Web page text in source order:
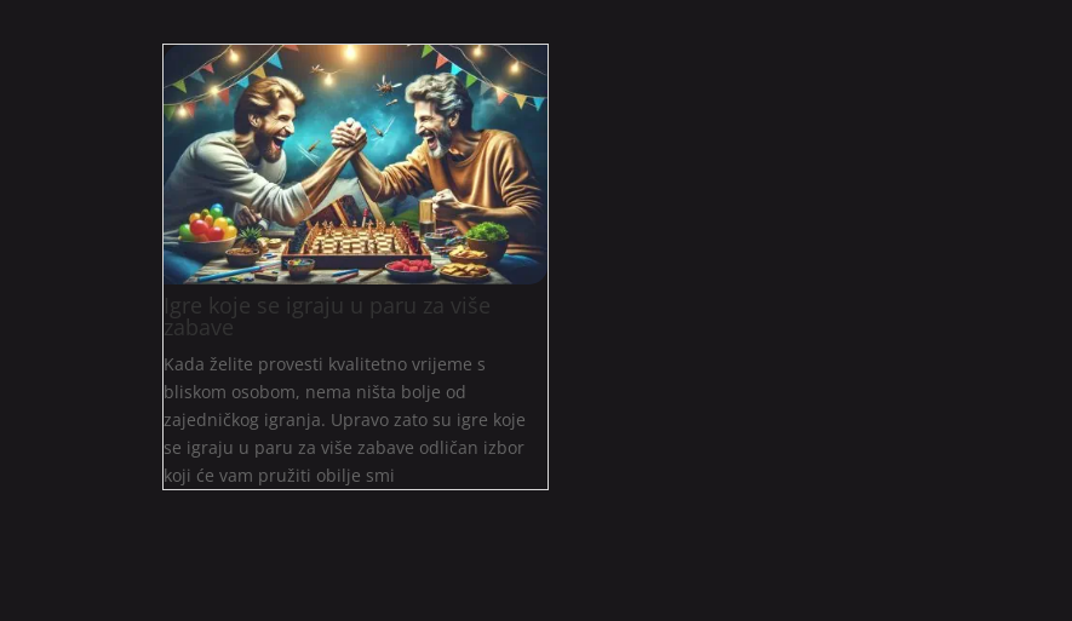
Igre koje se igraju u paru za više
zabave
Kada želite provesti kvalitetno vrijeme s
bliskom osobom, nema ništa bolje od
zajedničkog igranja. Upravo zato su igre koje
se igraju u paru za više zabave odličan izbor
koji će vam pružiti obilje smi